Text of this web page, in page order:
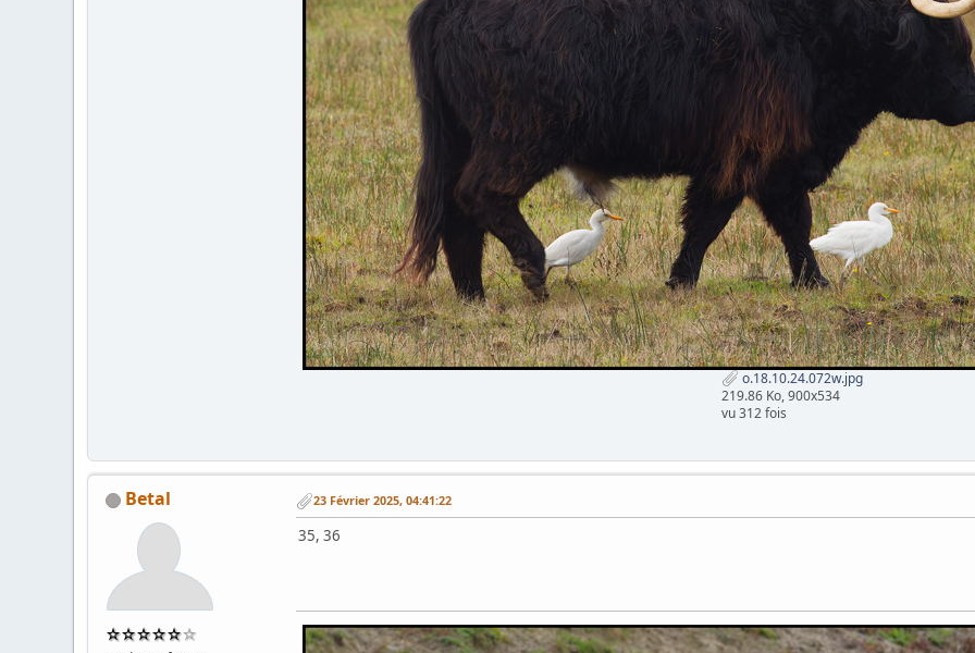
o.18.10.24.072w.jpg
219.86 Ko, 900x534
vu 312 fois
Betal 23 Février 2025, 04:41:22
35, 36